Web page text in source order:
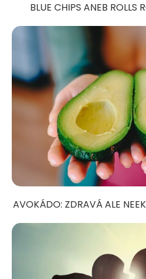
BLUE CHIPS ANEB ROLLS
AVOKÁDO: ZDRAVÁ ALE